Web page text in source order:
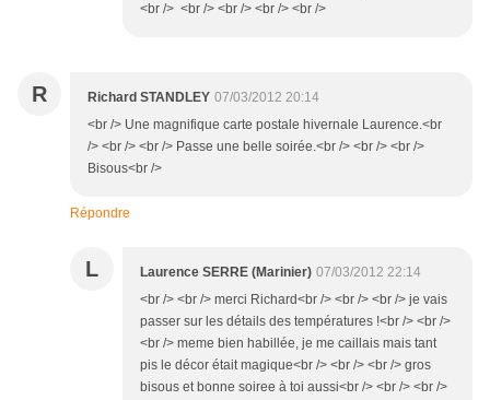
<br /> <br /> <br /> <br /> <br />
R Richard STANDLEY 07/03/2012 20:14
<br /> Une magnifique carte postale hivernale Laurence.<br
/> <br /> <br /> Passe une belle soirée.<br /> <br /> <br />
Bisous<br />
Répondre
L Laurence SERRE (Marinier) 07/03/2012 22:14
<br /> <br /> merci Richard<br /> <br /> <br /> je vais
passer sur les détails des températures !<br /> <br />
<br /> meme bien habillée, je me caillais mais tant
pis le décor était magique<br /> <br /> <br /> gros
bisous et bonne soiree à toi aussi<br /> <br /> <br />